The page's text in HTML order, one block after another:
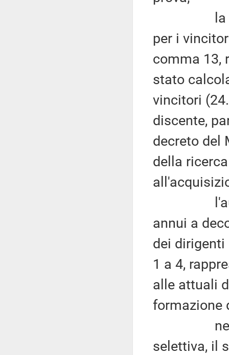
la spesa
per i
comma 13,
stato
vincitori
discente,
decreto del
della
annui a
dei
1 a 4,
alle attuali
formazione
selettiva, il